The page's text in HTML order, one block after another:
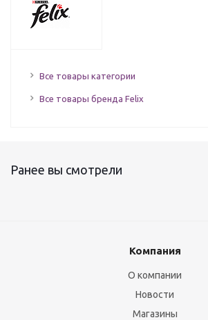
Все товары категории
Все товары бренда Felix
Ранее вы смотрели
Компания
О компании
Новости
Магазины